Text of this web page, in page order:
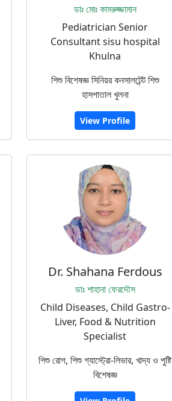
ডাঃ মোঃ কামরুজ্জামান
Pediatrician Senior
Consultant sisu hospital
Khulna
শিশু বিশেষজ্ঞ সিনিয়র কনসালটেন্ট শিশু
হাসপাতাল খুলনা
View Profile
Dr. Shahana Ferdous
ডাঃ শাহানা ফেরদৌস
Child Diseases, Child Gastro-
Liver, Food & Nutrition
Specialist
শিশু রোগ, শিশু গ্যাস্ট্রো-লিভার, খাদ্য ও পুষ্টি
বিশেষজ্ঞ